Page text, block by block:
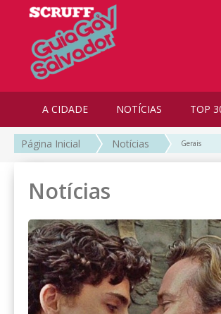
A CIDADE NOTÍCIAS TOP
Página Inicial Notícias Gerais
Notícias